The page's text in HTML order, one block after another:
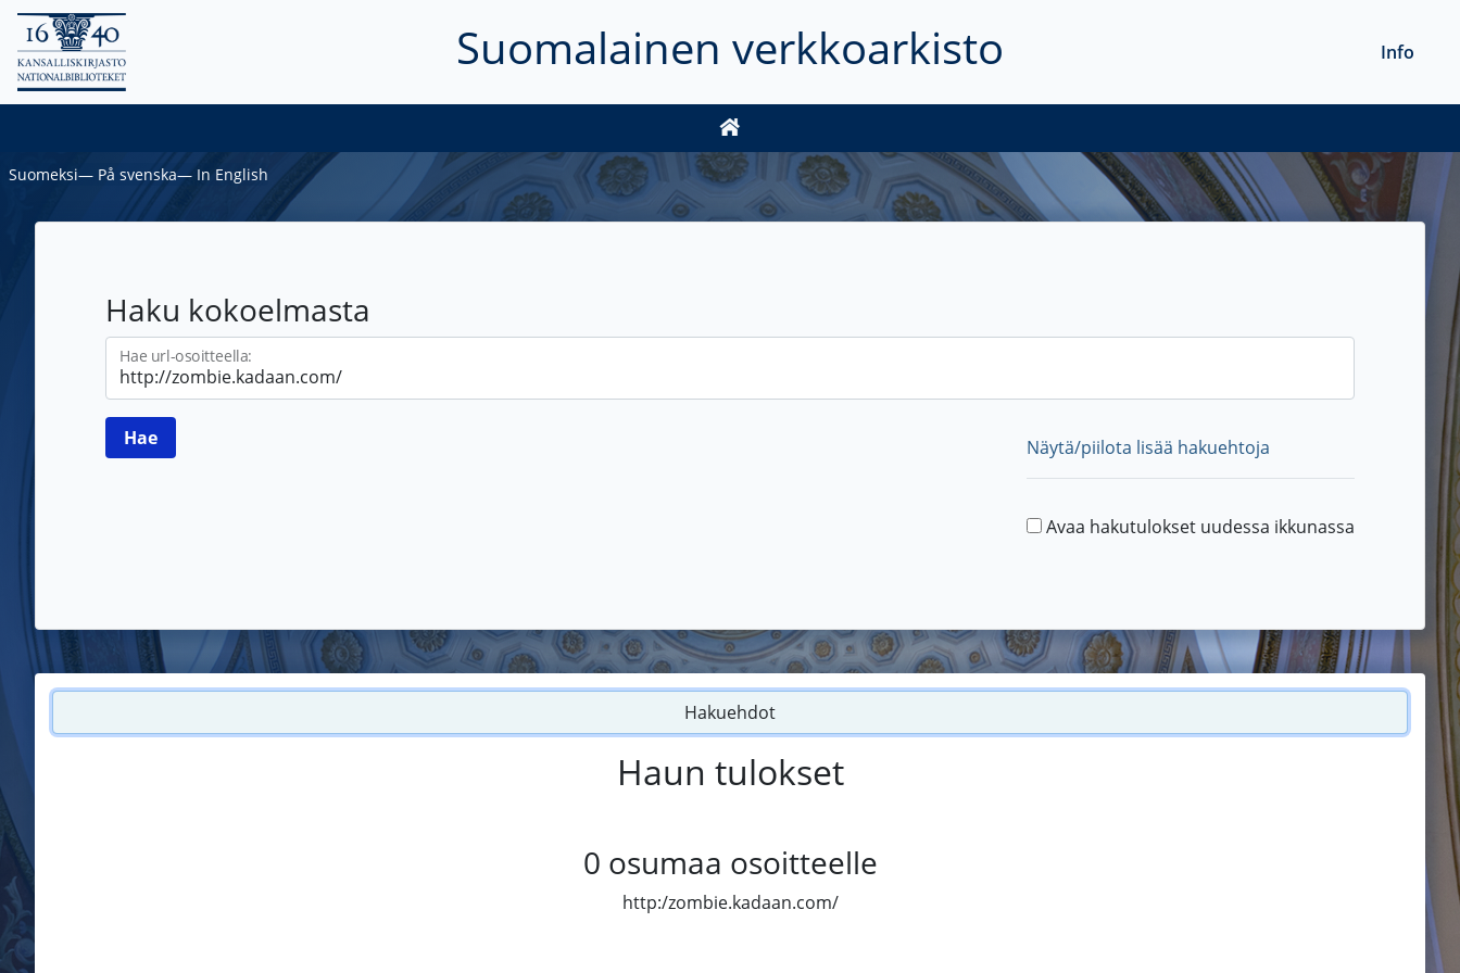
Suomalainen verkkoarkisto Info
Suomeksi― På svenska― In English
Haku kokoelmasta
Hae url-osoitteella:
Näytä/piilota lisää hakuehtoja
Avaa hakutulokset uudessa ikkunassa
Hakuehdot
Haun tulokset
0 osumaa osoitteelle
http:/zombie.kadaan.com/